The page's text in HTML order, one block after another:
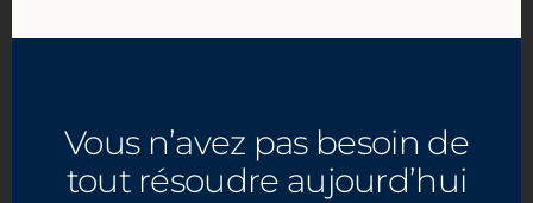
Vous n’avez pas besoin de
tout résoudre aujourd’hui